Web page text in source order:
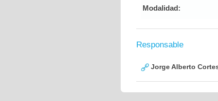
Modalidad:
Responsable
Jorge Alberto